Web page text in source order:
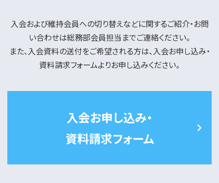
入会および維持会員への切り替えなどに関するご紹介・お問
い合わせは総務部会員担当までご連絡ください。
また、入会資料の送付をご希望される方は、入会お申し込み・
資料請求フォームよりお申し込みください。
入会お申し込み・
資料請求フォーム